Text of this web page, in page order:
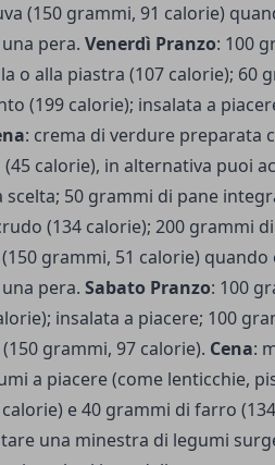
(150 grammi, 91 calorie)
pera. Venerdì Pranzo: 100
o alla piastra (107 calorie); 60
(199 calorie); insalata a
: crema di verdure preparata
calorie), in alternativa puoi
50 grammi di pane
(134 calorie); 200 grammi
grammi, 51 calorie)
pera. Sabato Pranzo: 100
insalata a piacere; 100
grammi, 97 calorie). Cena:
a piacere (come lenticchie,
e 40 grammi di farro
una minestra di legumi